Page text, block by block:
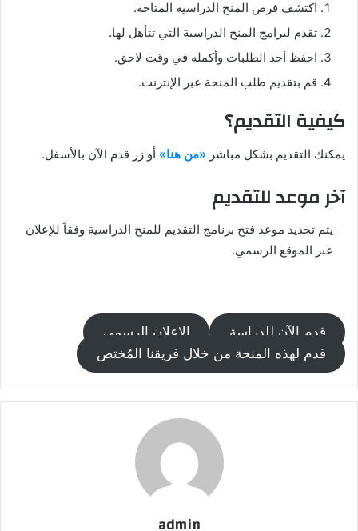
اكتشف فرص المنح الدراسية المتاحة.
تقدم لبرامج المنح الدراسية التي تتأهل لها.
احفظ أحد الطلبات وأكمله في وقت لاحق.
قم بتقديم طلب المنحة عبر الإنترنت.
كيفية التقديم؟
يمكنك التقديم بشكل مباشر «من هنا» أو زر قدم الآن بالأسفل.
آخر موعد للتقديم
يتم تحديد موعد فتح برنامج التقديم للمنح الدراسية وفقاً للإعلان
عبر الموقع الرسمي.
قدم الآن للدراسة
الإعلان الرسمي
قدم لهذه المنحة من خلال فريقنا المُختص
admin